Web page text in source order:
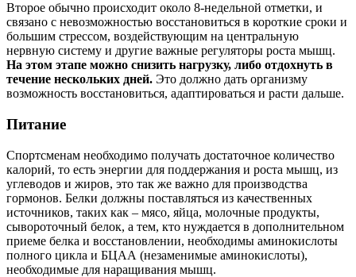
Второе обычно происходит около 8-недельной отметки, и
связано с невозможностью восстановиться в короткие сроки и
большим стрессом, воздействующим на центральную
нервную систему и другие важные регуляторы роста мышц.
На этом этапе можно снизить нагрузку, либо отдохнуть в
течение нескольких дней. Это должно дать организму
возможность восстановиться, адаптироваться и расти дальше.
Питание
Спортсменам необходимо получать достаточное количество
калорий, то есть энергии для поддержания и роста мышц, из
углеводов и жиров, это так же важно для производства
гормонов. Белки должны поставляться из качественных
источников, таких как – мясо, яйца, молочные продукты,
сывороточный белок, а тем, кто нуждается в дополнительном
приеме белка и восстановлении, необходимы аминокислоты
полного цикла и БЦАА (незаменимые аминокислоты),
необходимые для наращивания мышц.